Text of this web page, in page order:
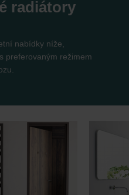
radiátory
nabídky níže,
preferovaným režimem